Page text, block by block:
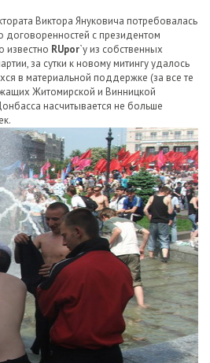
Виктора Януковича потребовалась
договоренностей с президентом
известно RUpor`у из собственных
за сутки к новому митингу удалось
в материальной поддержке (за все те
Житомирской и Винницкой
насчитывается не больше